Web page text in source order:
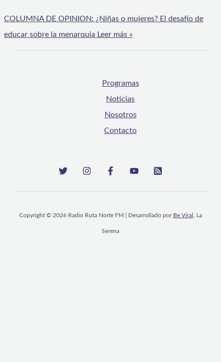
COLUMNA DE OPINION: ¿Niñas o mujeres? El desafío de
educar sobre la menarquia Leer más »
Programas
Noticias
Nosotros
Contacto
Copyright © 2026 Radio Ruta Norte FM | Desarrollado por Be Viral , La
Serena